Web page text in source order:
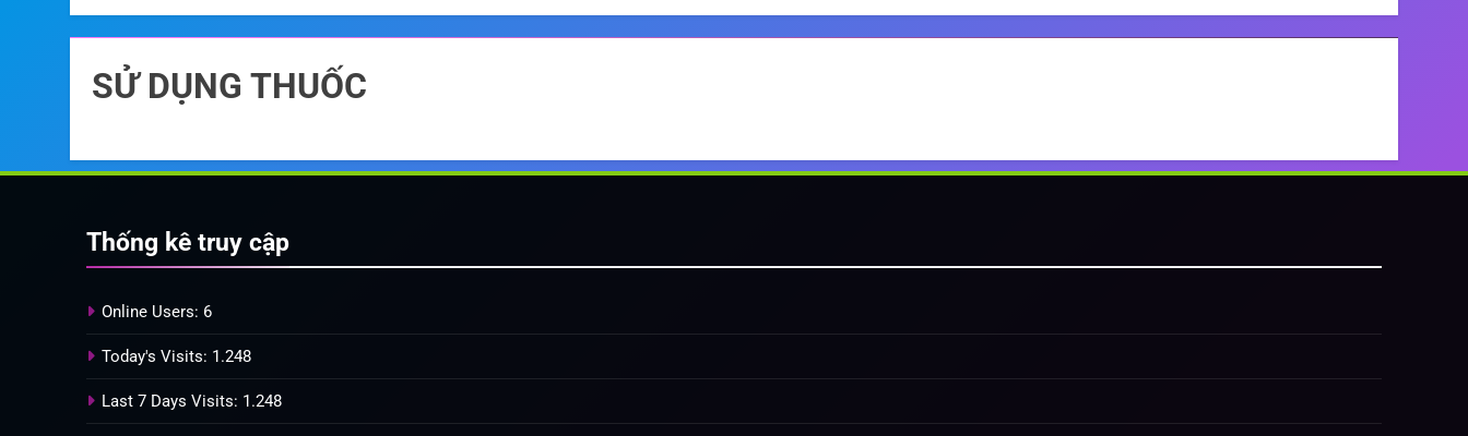
SỬ DỤNG THUỐC
Thống kê truy cập
Online Users: 6
Today's Visits: 1.248
Last 7 Days Visits: 1.248